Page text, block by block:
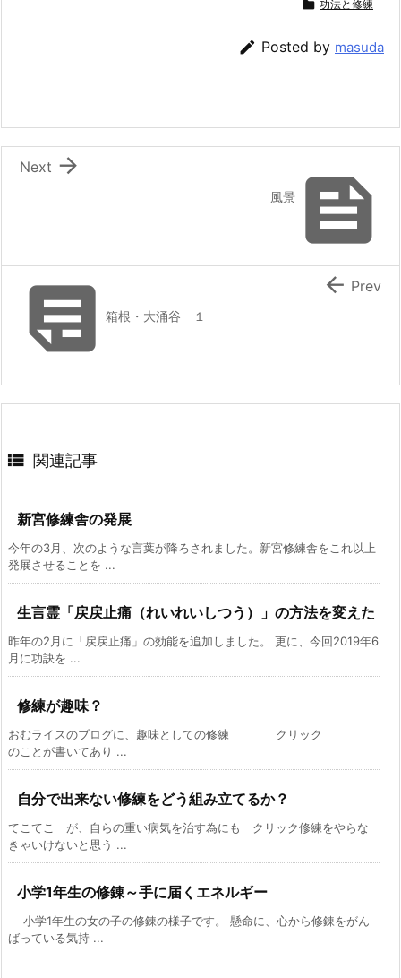
 功法と修練
 Posted by masuda

風景

Next
箱根・大涌谷 １
 Prev
 関連記事
新宮修練舎の発展
今年の3月、次のような言葉が降ろされました。新宮修練舎をこれ以上
発展させることを ...
生言霊「戻戻止痛（れいれいしつう）」の方法を変えた
昨年の2月に「戻戻止痛」の効能を追加しました。 更に、今回2019年6
月に功訣を ...
修練が趣味？
おむライスのブログに、趣味としての修練 クリック
のことが書いてあり ...
自分で出来ない修練をどう組み立てるか？
てこてこ が、自らの重い病気を治す為にも クリック修練をやらな
きゃいけないと思う ...
小学1年生の修錬～手に届くエネルギー
小学1年生の女の子の修錬の様子です。 懸命に、心から修錬をがん
ばっている気持 ...